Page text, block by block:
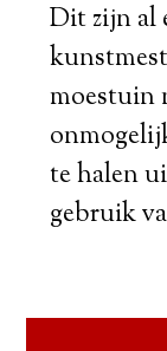
Dit zijn al
moestuin
te halen
gebruik